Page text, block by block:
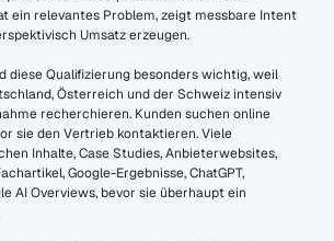
ein relevantes Problem, zeigt messbare Intent
Umsatz erzeugen.
diese Qualifizierung besonders wichtig, weil
Österreich und der Schweiz intensiv
recherchieren. Kunden suchen online
sie den Vertrieb kontaktieren. Viele
Inhalte, Case Studies, Anbieterwebsites,
Google-Ergebnisse, ChatGPT,
AI Overviews, bevor sie überhaupt ein